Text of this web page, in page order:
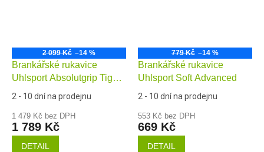
2 099 Kč –14 %
Brankářské rukavice
Uhlsport Absolutgrip Tight
HN
2 - 10 dní na prodejnu
1 479 Kč bez DPH
1 789 Kč
DETAIL
779 Kč –14 %
Brankářské rukavice
Uhlsport Soft Advanced
2 - 10 dní na prodejnu
553 Kč bez DPH
669 Kč
DETAIL